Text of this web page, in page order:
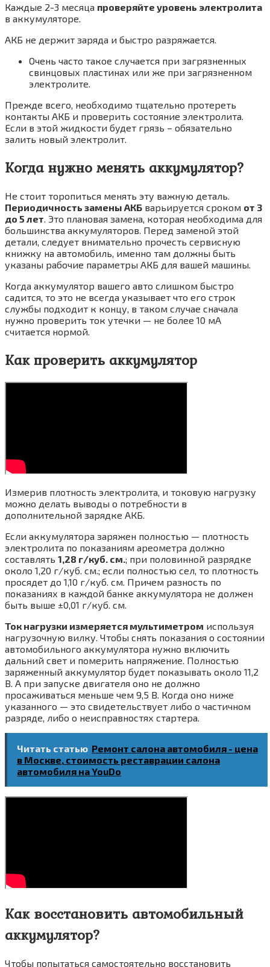
Каждые 2-3 месяца проверяйте уровень электролита
в аккумуляторе.
АКБ не держит заряда и быстро разряжается.
Очень часто такое случается при загрязненных
свинцовых пластинах или же при загрязненном
электролите.
Прежде всего, необходимо тщательно протереть
контакты АКБ и проверить состояние электролита.
Если в этой жидкости будет грязь – обязательно
залить новый электролит.
Когда нужно менять аккумулятор?
Не стоит торопиться менять эту важную деталь.
Периодичность замены АКБ варьируется сроком от 3
до 5 лет . Это плановая замена, которая необходима для
большинства аккумуляторов. Перед заменой этой
детали, следует внимательно прочесть сервисную
книжку на автомобиль, именно там должны быть
указаны рабочие параметры АКБ для вашей машины.
Когда аккумулятор вашего авто слишком быстро
садится, то это не всегда указывает что его строк
службы подходит к концу, в таком случае сначала
нужно проверить ток утечки — не более 10 мА
считается нормой.
Как проверить аккумулятор
Измерив плотность электролита, и токовую нагрузку
можно делать выводы о потребности в
дополнительной зарядке АКБ.
Если аккумулятора заряжен полностью — плотность
электролита по показаниям ареометра должно
составлять 1,28 г/куб. см.; при половинной разрядке
около 1,20 г/куб. см.; если полностью сел, то плотность
просядет до 1,10 г/куб. см. Причем разность по
показаниях в каждой банке аккумулятора не должен
быть выше ±0,01 г/куб. см.
Ток нагрузки измеряется мультиметром используя
нагрузочную вилку. Чтобы снять показания о состоянии
автомобильного аккумулятора нужно включить
дальний свет и померить напряжение. Полностью
заряженный аккумулятор будет показывать около 11,2
В. А при запуске двигателя оно не должно
просаживаться меньше чем 9,5 В. Когда оно ниже
указанного — это свидетельствует либо о частичном
разряде, либо о неисправностях стартера.
Читать статью Ремонт салона автомобиля - цена
в Москве, стоимость реставрации салона
автомобиля на YouDo
Как восстановить автомобильный
аккумулятор?
Чтобы попытаться самостоятельно восстановить